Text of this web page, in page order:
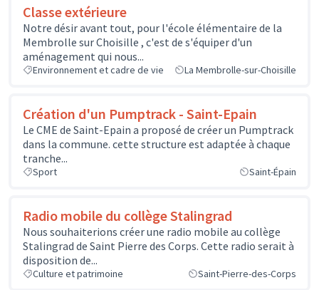
Classe extérieure
Notre désir avant tout, pour l'école élémentaire de la
Membrolle sur Choisille , c'est de s'équiper d'un
aménagement qui nous...
Environnement et cadre de vie La Membrolle-sur-Choisille
Création d'un Pumptrack - Saint-Epain
Le CME de Saint-Epain a proposé de créer un Pumptrack
dans la commune. cette structure est adaptée à chaque
tranche...
Sport Saint-Épain
Radio mobile du collège Stalingrad
Nous souhaiterions créer une radio mobile au collège
Stalingrad de Saint Pierre des Corps. Cette radio serait à
disposition de...
Culture et patrimoine Saint-Pierre-des-Corps